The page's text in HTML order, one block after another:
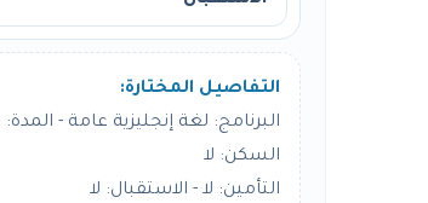
التفاصيل المختارة:
البرنامج: لغة إنجليزية عامة - المدة: 4 أسبوع
السكن: لا
التأمين: لا - الاستقبال: لا